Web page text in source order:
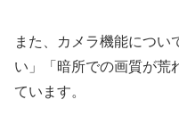
また、カメラ機能につい
い」「暗所での画質が荒
ています。